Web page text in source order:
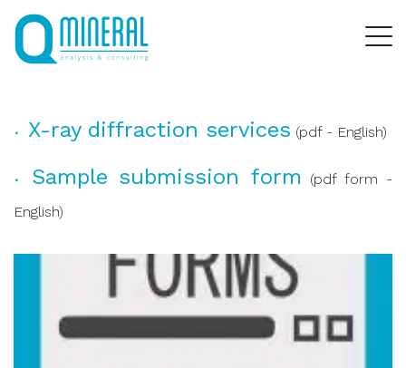
X-ray diffraction services (pdf - English)
Sample submission form
(pdf form -
English)